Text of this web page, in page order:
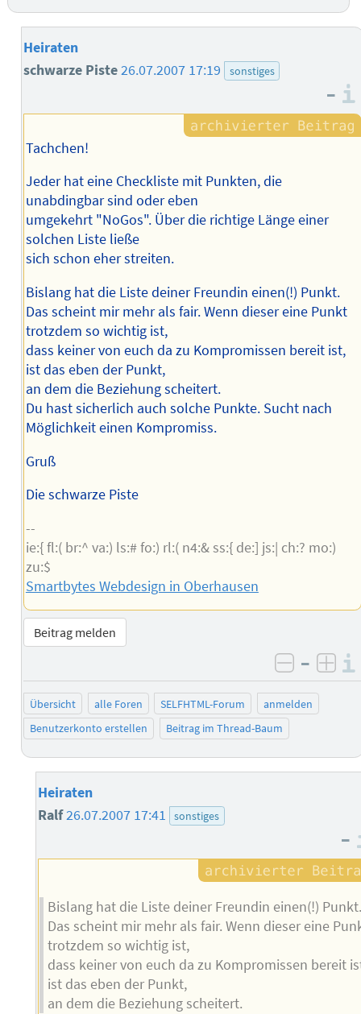
Heiraten
schwarze Piste26.07.2007 17:19 sonstiges
–
Tachchen!
Jeder hat eine Checkliste mit Punkten, die
unabdingbar sind oder eben
umgekehrt "NoGos". Über die richtige Länge einer
solchen Liste ließe
sich schon eher streiten.
Bislang hat die Liste deiner Freundin einen(!) Punkt.
Das scheint mir mehr als fair. Wenn dieser eine Punkt
trotzdem so wichtig ist,
dass keiner von euch da zu Kompromissen bereit ist,
ist das eben der Punkt,
an dem die Beziehung scheitert.
Du hast sicherlich auch solche Punkte. Sucht nach
Möglichkeit einen Kompromiss.
Gruß
Die schwarze Piste
--
ie:{ fl:( br:^ va:) ls:# fo:) rl:( n4:& ss:{ de:] js:| ch:? mo:)
zu:$
Smartbytes Webdesign in Oberhausen
Beitrag melden
negativ
–
Übersicht alle Foren SELFHTML-Forum
anmelden
Benutzerkonto erstellen
Beitrag im Thread-Baum
Heiraten
Ralf26.07.2007 17:41 sonstiges
–
Bislang hat die Liste deiner Freundin einen(!)
Das scheint mir mehr als fair. Wenn dieser eine
trotzdem so wichtig ist,
dass keiner von euch da zu Kompromissen bereit
ist das eben der Punkt,
an dem die Beziehung scheitert.